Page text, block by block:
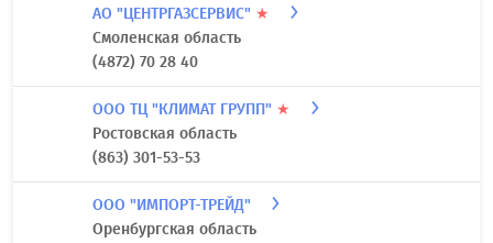
АО "ЦЕНТРГАЗСЕРВИС" ★
Смоленская область
(4872) 70 28 40
ООО ТЦ "КЛИМАТ ГРУПП" ★
Ростовская область
(863) 301-53-53
ООО "ИМПОРТ-ТРЕЙД"
Оренбургская область